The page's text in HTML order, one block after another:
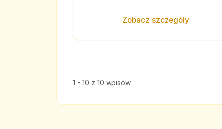
Zobacz szczegóły
1 - 10 z 10 wpisów